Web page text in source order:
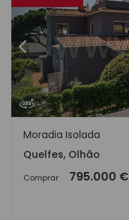
Anterior
Quelfes, Olhão
Moradia Isolada
Quelfes, Olhão
Comprar 795.000 €